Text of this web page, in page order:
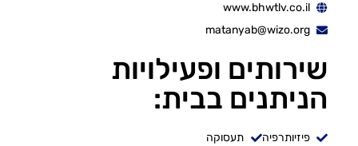
www.bhwtlv.co.il
matanyab@wizo.org
שירותים ופעילויות
הניתנים בבית:
פיזיותרפיה
תעסוקה